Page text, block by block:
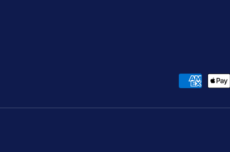
Betalingsmuligheder